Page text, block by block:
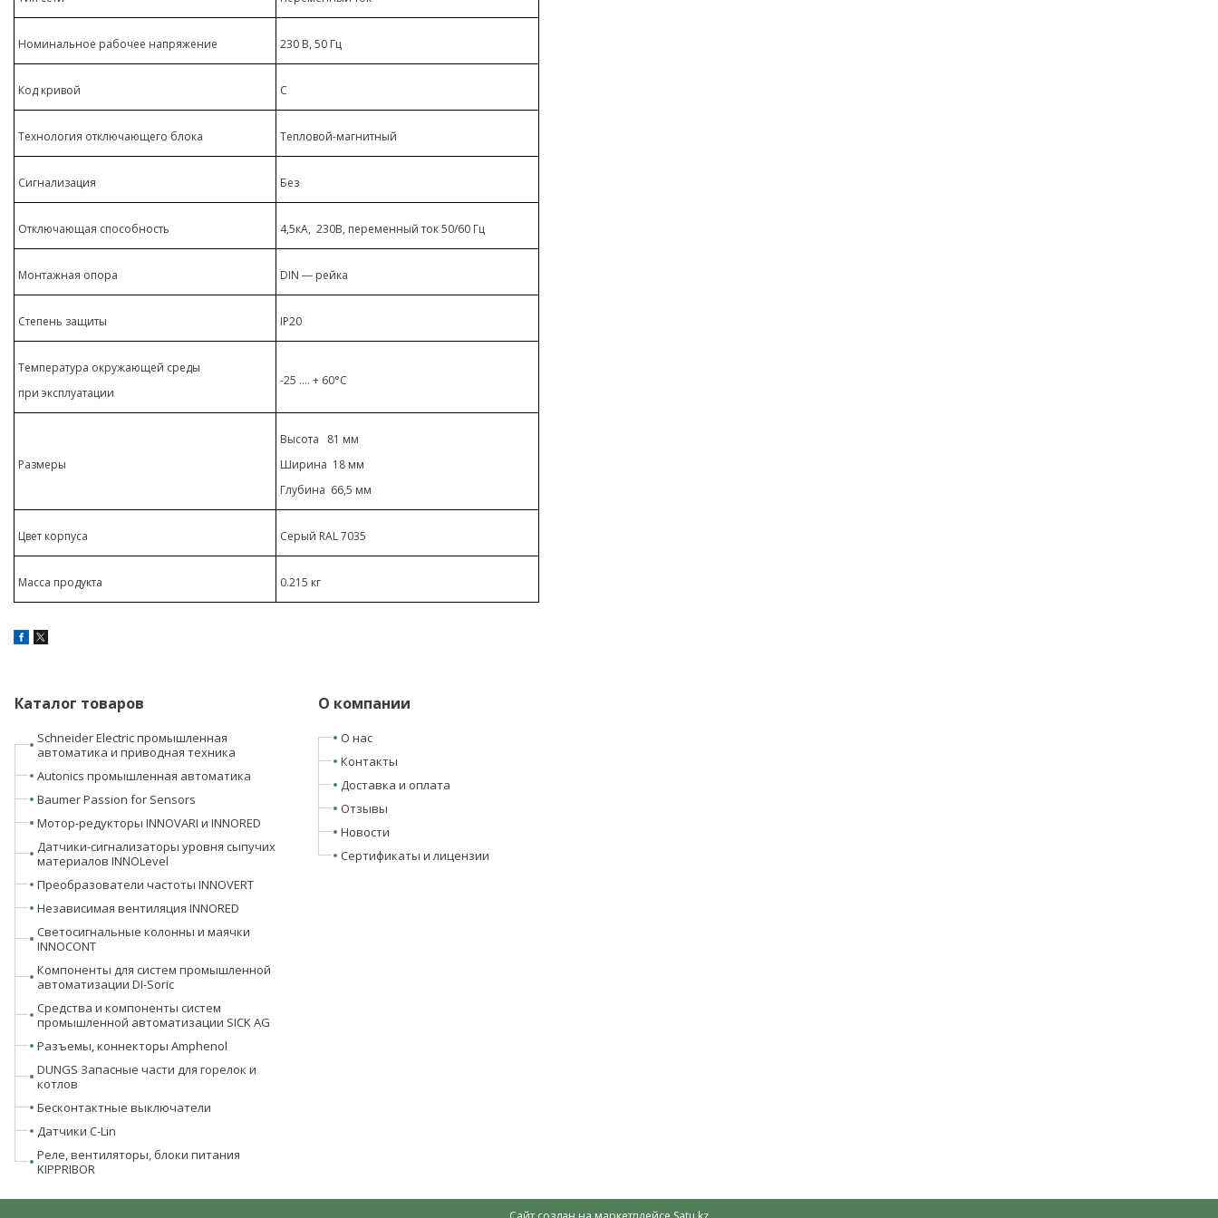
Номинальное рабочее напряжение 230 В, 50 Гц
Код кривой С
Технология отключающего блока Тепловой-магнитный
Сигнализация Без
Отключающая способность 4,5кА, 230В, переменный ток 50/60 Гц
Монтажная опора DIN ― рейка
Cтепень защиты IP20
Температура окружающей среды
при эксплуатации
-25 …. + 60°C
Размеры
Высота 81 мм
Ширина 18 мм
Глубина 66,5 мм
Цвет корпуса Серый RAL 7035
Масса продукта 0.215 кг
Каталог товаров
Schneider Electric промышленная
автоматика и приводная техника
Autonics промышленная автоматика
Baumer Passion for Sensors
Мотор-редукторы INNOVARI и INNORED
Датчики-сигнализаторы уровня сыпучих
материалов INNOLevel
Преобразователи частоты INNOVERT
Независимая вентиляция INNORED
Светосигнальные колонны и маячки
INNOCONT
Компоненты для систем промышленной
автоматизации DI-Soric
Средства и компоненты систем
промышленной автоматизации SICK AG
Разъемы, коннекторы Amphenol
DUNGS Запасные части для горелок и
котлов
Бесконтактные выключатели
Датчики C-Lin
Реле, вентиляторы, блоки питания
KIPPRIBOR
О компании
О нас
Контакты
Доставка и оплата
Отзывы
Новости
Сертификаты и лицензии